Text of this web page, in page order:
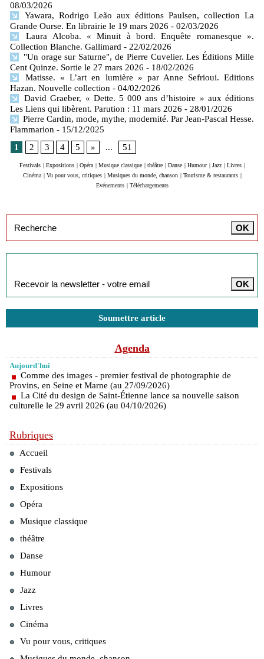
08/03/2026
Yawara, Rodrigo Leão aux éditions Paulsen, collection La
Grande Ourse. En librairie le 19 mars 2026 - 02/03/2026
Laura Alcoba. « Minuit à bord. Enquête romanesque ».
Collection Blanche. Gallimard - 22/02/2026
"Un orage sur Saturne", de Pierre Cuvelier. Les Éditions Mille
Cent Quinze. Sortie le 27 mars 2026 - 18/02/2026
Matisse. « L’art en lumière » par Anne Sefrioui. Editions
Hazan. Nouvelle collection - 04/02/2026
David Graeber, « Dette. 5 000 ans d’histoire » aux éditions
Les Liens qui libèrent. Parution : 11 mars 2026 - 28/01/2026
Pierre Cardin, mode, mythe, modernité. Par Jean-Pascal Hesse.
Flammarion - 15/12/2025
1
2 3 4 5 » ... 51
Festivals Expositions Opéra Musique classique théâtre Danse Humour Jazz Livres
Cinéma
Vu pour vous, critiques Musiques du monde, chanson Tourisme & restaurants
Evénements
Téléchargements
Soumettre article
Agenda
Aujourd'hui
Comme des images - premier festival de photographie de
Provins, en Seine et Marne (au 27/09/2026)
La Cité du design de Saint-Étienne lance sa nouvelle saison
culturelle le 29 avril 2026 (au 04/10/2026)
Rubriques
Accueil
Festivals
Expositions
Opéra
Musique classique
théâtre
Danse
Humour
Jazz
Livres
Cinéma
Vu pour vous, critiques